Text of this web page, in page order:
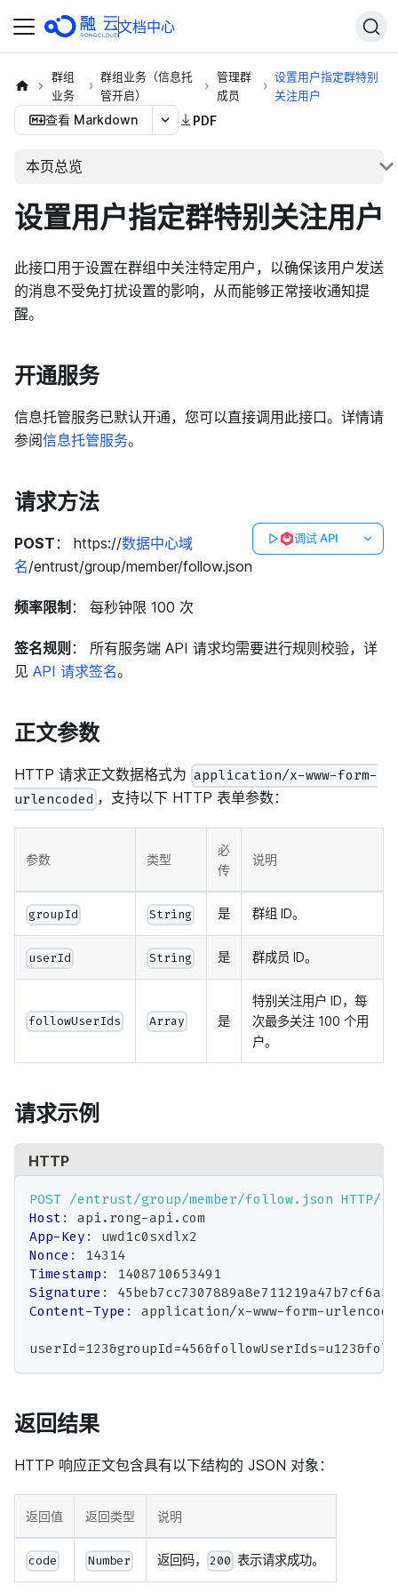
文档中心
群组
业务
群组业务（信息托
管开启）
管理群
成员
设置用户指定群特别
关注用户
查看 Markdown PDF
本页总览
设置用户指定群特别关注用户
此接口用于设置在群组中关注特定用户，以确保该用户发送
的消息不受免打扰设置的影响，从而能够正常接收通知提
醒。
开通服务
信息托管服务已默认开通，您可以直接调用此接口。详情请
参阅信息托管服务。
请求方法
调试 API
POST ： https://数据中心域
名/entrust/group/member/follow.json
频率限制 ： 每秒钟限 100 次
签名规则 ： 所有服务端 API 请求均需要进行规则校验，详
见 API 请求签名。
正文参数
HTTP 请求正文数据格式为 application/x-www-form-
urlencoded ，支持以下 HTTP 表单参数：
参数 类型
必
传
说明
groupId String 是 群组 ID。
userId String 是 群成员 ID。
followUserIds Array 是
特别关注用户 ID，每
次最多关注 100 个用
户。
请求示例
HTTP
POST /entrust/group/member/follow.json HTTP/
Host :
api.rong-api.com
App-Key :
uwd1c0sxdlx2
Nonce :
14314
Timestamp :
1408710653491
Signature :
Content-Type : application/x-www-form-
返回结果
HTTP 响应正文包含具有以下结构的 JSON 对象：
返回值 返回类型 说明
code Number 返回码， 200 表示请求成功。